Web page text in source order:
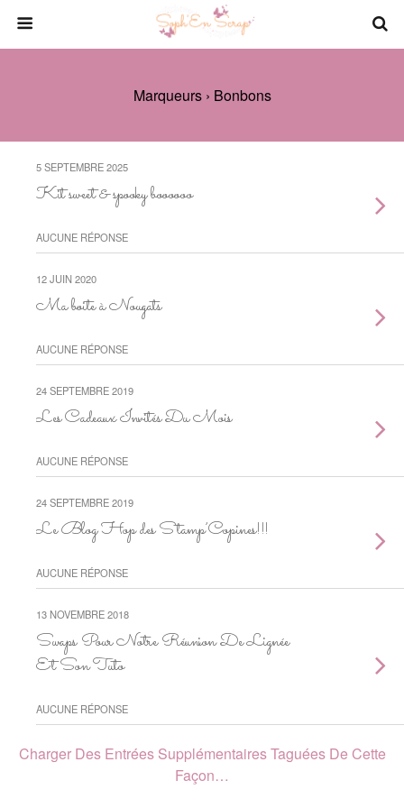
Marqueurs › Bonbons
5 SEPTEMBRE 2025
Kit sweet & spooky boooooo
AUCUNE RÉPONSE
12 JUIN 2020
Ma boite à Nougats
AUCUNE RÉPONSE
24 SEPTEMBRE 2019
Les Cadeaux Invités Du Mois
AUCUNE RÉPONSE
24 SEPTEMBRE 2019
Le Blog Hop des Stamp’Copines!!!
AUCUNE RÉPONSE
13 NOVEMBRE 2018
Swaps Pour Notre Réunion De Lignée
Et Son Tuto
AUCUNE RÉPONSE
Charger Des Entrées Supplémentaires Taguées De Cette
Façon…